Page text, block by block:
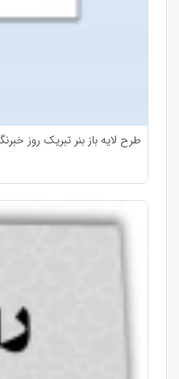
طرح لایه باز بنر تبریک روز